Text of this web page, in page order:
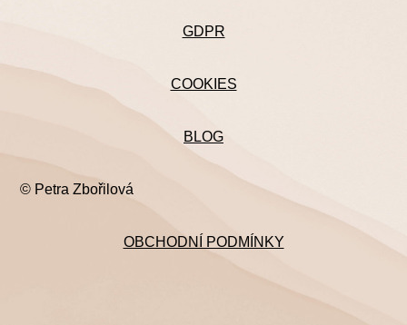
GDPR
COOKIES
BLOG
© Petra Zbořilová
OBCHODNÍ PODMÍNKY